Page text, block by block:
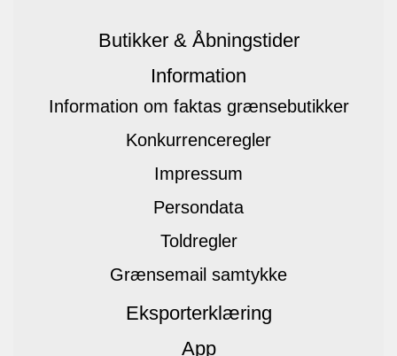
Butikker & Åbningstider
Information
Information om faktas grænsebutikker
Konkurrenceregler
Impressum
Persondata
Toldregler
Grænsemail samtykke
Eksporterklæring
App